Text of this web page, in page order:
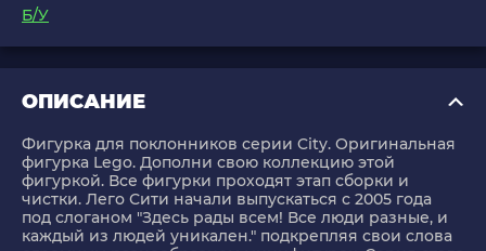
Б/У
ОПИСАНИЕ
Фигурка для поклонников серии City. Оригинальная
фигурка Lego. Дополни свою коллекцию этой
фигуркой. Все фигурки проходят этап сборки и
чистки. Лего Сити начали выпускаться с 2005 года
под слоганом "Здесь рады всем! Все люди разные, и
каждый из людей уникален." подкрепляя свои слова